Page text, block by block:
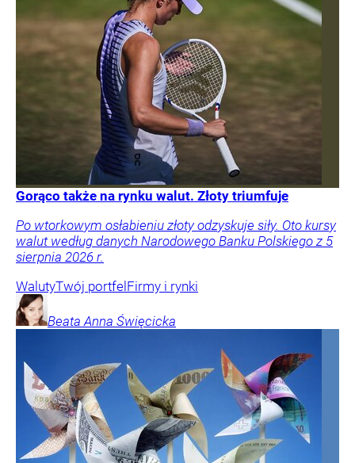
Gorąco także na rynku walut. Złoty triumfuje
Po wtorkowym osłabieniu złoty odzyskuje siły. Oto kursy
walut według danych Narodowego Banku Polskiego z 5
sierpnia 2026 r.
WalutyTwój portfel Firmy i rynki
Beata Anna Święcicka